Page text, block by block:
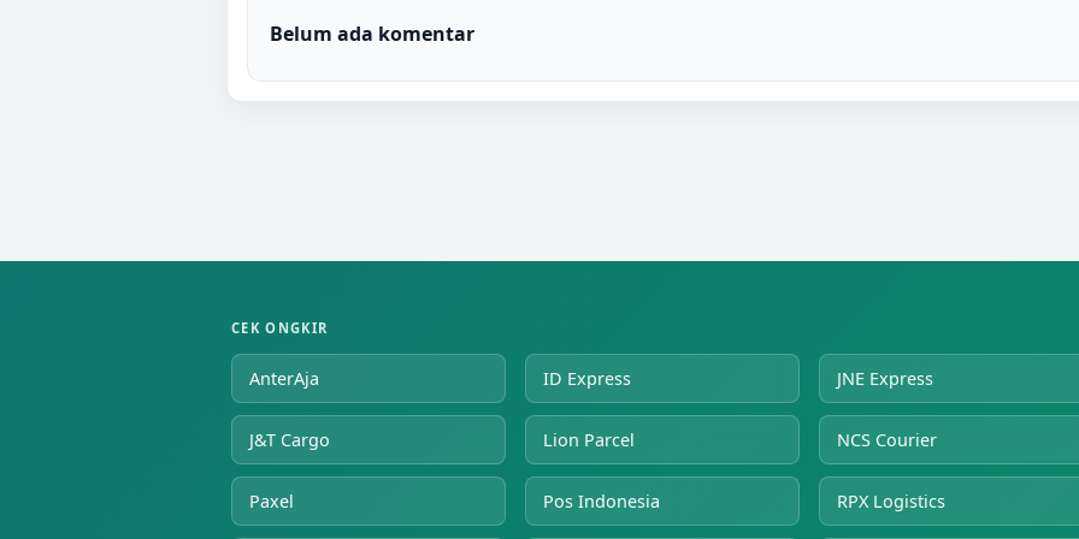
Belum ada komentar
CEK ONGKIR
AnterAja ID Express JNE Express
J&T Cargo Lion Parcel NCS Courier
Paxel Pos Indonesia RPX Logistics